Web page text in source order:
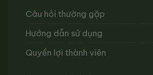
Câu hỏi thường gặp
Hướng dẫn sử dụng
Quyền lợi thành viên